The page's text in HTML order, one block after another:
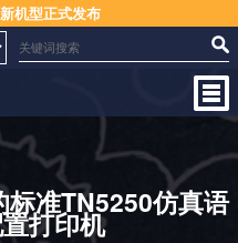
机型正式发布
准TN5250仿真语
打印机